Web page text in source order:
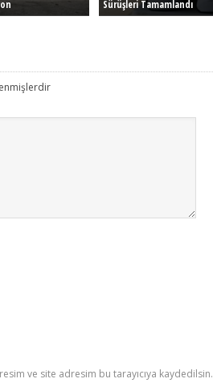
Sürüşleri Tamamlandı
ve site adresim bu tarayıcıya kaydedilsin.